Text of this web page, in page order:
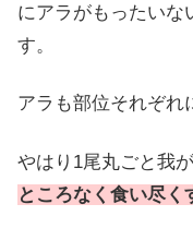
にアラがもったいな
す。
アラも部位それぞれ
やはり1尾丸ごと我
ところなく食い尽く